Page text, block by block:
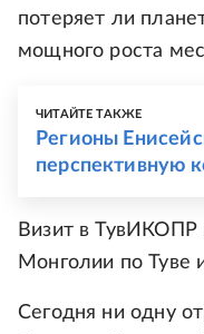
потеряет ли
мощного роста
ЧИТАЙТЕ ТАКЖЕ
Регионы
перспективную
Визит в ТувИКОПР
Монголии по Туве
Сегодня ни одну